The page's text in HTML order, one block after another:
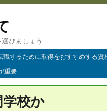
びましょう
職するために取得をおすすめする資
重要
校か